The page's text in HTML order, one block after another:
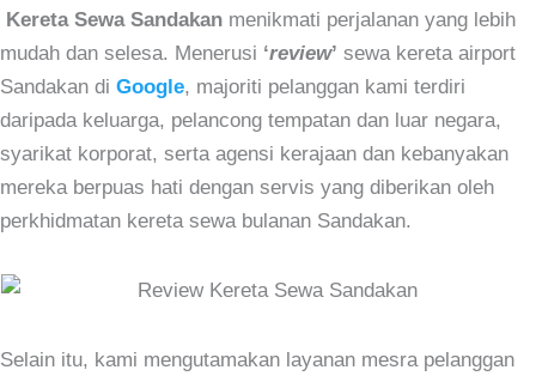
Kereta Sewa Sandakan menikmati perjalanan yang lebih
mudah dan selesa. Menerusi ‘review’ sewa kereta airport
Sandakan di Google, majoriti pelanggan kami terdiri
daripada keluarga, pelancong tempatan dan luar negara,
syarikat korporat, serta agensi kerajaan dan kebanyakan
mereka berpuas hati dengan servis yang diberikan oleh
perkhidmatan kereta sewa bulanan Sandakan.
Selain itu, kami mengutamakan layanan mesra pelanggan